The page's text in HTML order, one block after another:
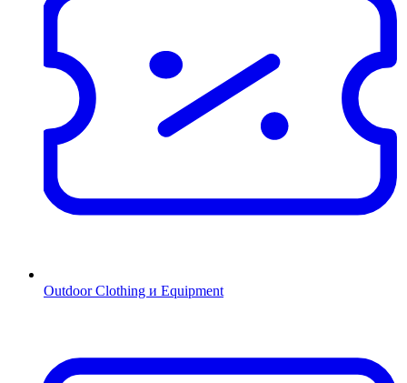
Outdoor Clothing и Equipment